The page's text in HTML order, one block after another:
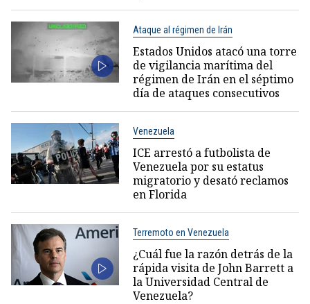
Ataque al régimen de Irán
Estados Unidos atacó una torre
de vigilancia marítima del
régimen de Irán en el séptimo
día de ataques consecutivos
Venezuela
ICE arrestó a futbolista de
Venezuela por su estatus
migratorio y desató reclamos
en Florida
Terremoto en Venezuela
¿Cuál fue la razón detrás de la
rápida visita de John Barrett a
la Universidad Central de
Venezuela?